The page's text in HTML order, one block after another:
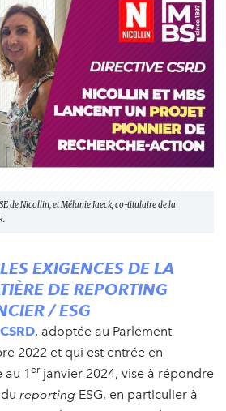
de Nicollin, et Mélanie Jaeck, co-titulaire de la
EXIGENCES DE LA
DE REPORTING
/ ESG
CSRD, adoptée au Parlement
2022 et qui est entrée en
au 1 erjanvier 2024, vise à répondre
reporting ESG, en particulier à